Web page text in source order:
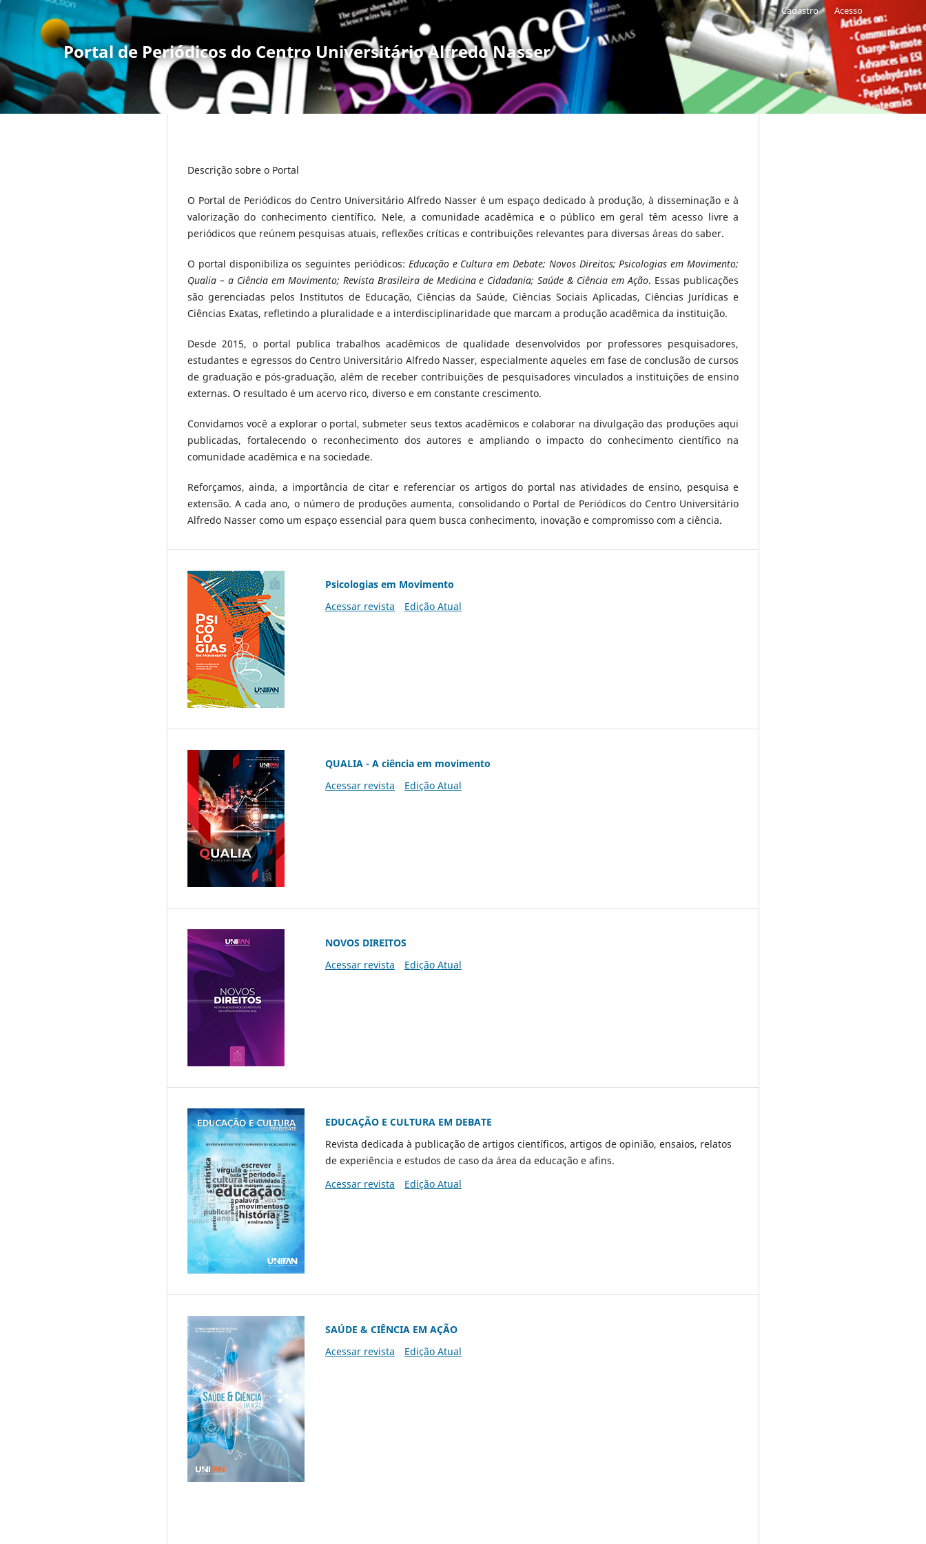
Portal de Periódicos do Centro Universitário Alfredo Nasser
Cadastro Acesso
Descrição sobre o Portal
O Portal de Periódicos do Centro Universitário Alfredo Nasser é um espaço dedicado à produção, à disseminação e à
valorização do conhecimento científico. Nele, a comunidade acadêmica e o público em geral têm acesso livre a
periódicos que reúnem pesquisas atuais, reflexões críticas e contribuições relevantes para diversas áreas do saber.
O portal disponibiliza os seguintes periódicos: Educação e Cultura em Debate; Novos Direitos; Psicologias em Movimento;
Qualia – a Ciência em Movimento; Revista Brasileira de Medicina e Cidadania; Saúde & Ciência em Ação. Essas publicações
são gerenciadas pelos Institutos de Educação, Ciências da Saúde, Ciências Sociais Aplicadas, Ciências Jurídicas e
Ciências Exatas, refletindo a pluralidade e a interdisciplinaridade que marcam a produção acadêmica da instituição.
Desde 2015, o portal publica trabalhos acadêmicos de qualidade desenvolvidos por professores pesquisadores,
estudantes e egressos do Centro Universitário Alfredo Nasser, especialmente aqueles em fase de conclusão de cursos
de graduação e pós-graduação, além de receber contribuições de pesquisadores vinculados a instituições de ensino
externas. O resultado é um acervo rico, diverso e em constante crescimento.
Convidamos você a explorar o portal, submeter seus textos acadêmicos e colaborar na divulgação das produções aqui
publicadas, fortalecendo o reconhecimento dos autores e ampliando o impacto do conhecimento científico na
comunidade acadêmica e na sociedade.
Reforçamos, ainda, a importância de citar e referenciar os artigos do portal nas atividades de ensino, pesquisa e
extensão. A cada ano, o número de produções aumenta, consolidando o Portal de Periódicos do Centro Universitário
Alfredo Nasser como um espaço essencial para quem busca conhecimento, inovação e compromisso com a ciência.
Psicologias em Movimento
Acessar revista
Edição Atual
QUALIA - A ciência em movimento
Acessar revista
Edição Atual
NOVOS DIREITOS
Acessar revista
Edição Atual
EDUCAÇÃO E CULTURA EM DEBATE
Revista dedicada à publicação de artigos científicos, artigos de opinião, ensaios, relatos
de experiência e estudos de caso da área da educação e afins.
Acessar revista
Edição Atual
SAÚDE & CIÊNCIA EM AÇÃO
Acessar revista
Edição Atual